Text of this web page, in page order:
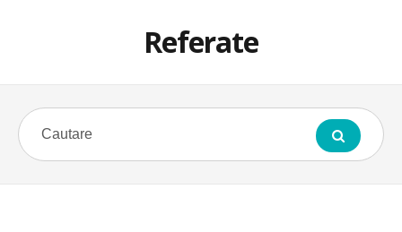
Referate